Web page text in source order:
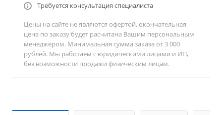
Требуется консультация специалиста
Цены на сайте не являются офертой, окончательная
цена по заказу будет расчитана Вашим персональным
менеджером. Минимальная сумма заказа от 3 000
рублей. Мы работаем с юридическими лицами и ИП,
без возможности продажи физическим лицам.